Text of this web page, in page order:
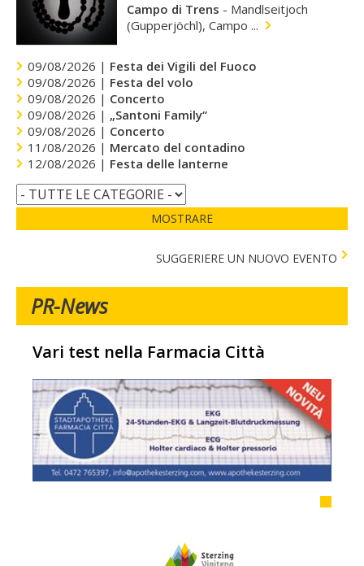
Campo di Trens - Mandlseitjoch
(Gupperjöchl), Campo ...
09/08/2026 | Festa dei Vigili del Fuoco
09/08/2026 | Festa del volo
09/08/2026 | Concerto
09/08/2026 | „Santoni Family“
09/08/2026 | Concerto
11/08/2026 | Mercato del contadino
12/08/2026 | Festa delle lanterne
MOSTRARE
SUGGERIERE UN NUOVO EVENTO
PR-News
Vari test nella Farmacia Città